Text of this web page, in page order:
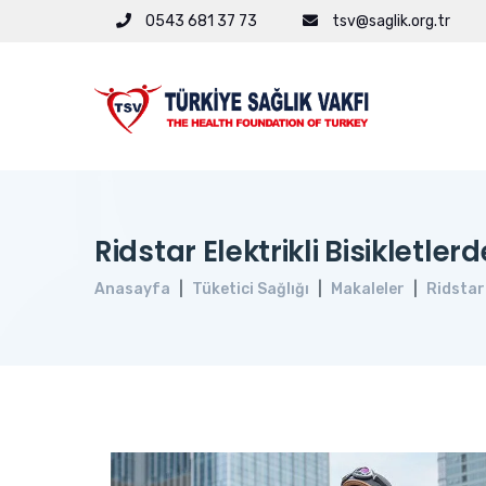
0543 681 37 73 tsv@saglik.org.tr
Ridstar Elektrikli
Anasayfa Tüketici Sağlığı Makaleler